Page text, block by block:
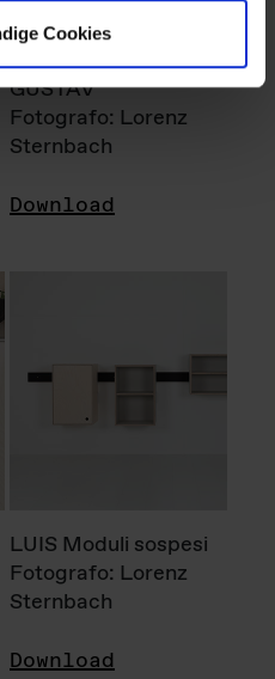
Cookies
GUSTAV
Fotografo: Lorenz
Sternbach
Download
LUIS Moduli sospesi
Fotografo: Lorenz
Sternbach
Download